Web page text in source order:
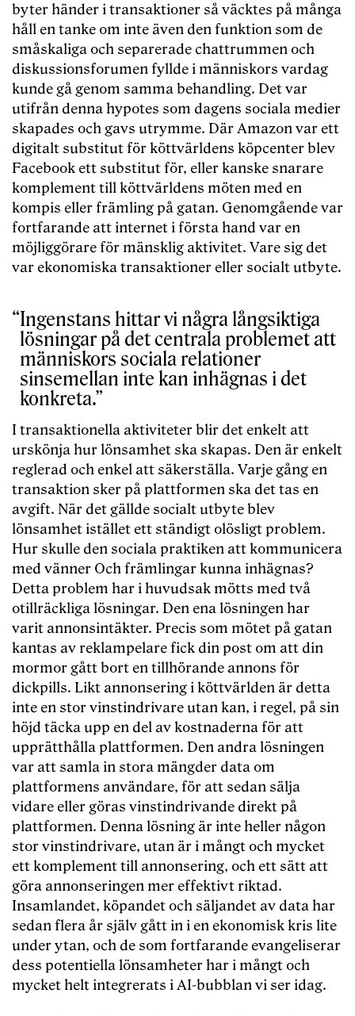
byter händer i transaktioner så väcktes på många
håll en tanke om inte även den funktion som de
småskaliga och separerade chattrummen och
diskussionsforumen fyllde i människors vardag
kunde gå genom samma behandling. Det var
utifrån denna hypotes som dagens sociala medier
skapades och gavs utrymme. Där Amazon var ett
digitalt substitut för köttvärldens köpcenter blev
Facebook ett substitut för, eller kanske snarare
komplement till köttvärldens möten med en
kompis eller främling på gatan. Genomgående var
fortfarande att internet i första hand var en
möjliggörare för mänsklig aktivitet. Vare sig det
var ekonomiska transaktioner eller socialt utbyte.
Ingenstans hittar vi några långsiktiga
lösningar på det centrala problemet att
människors sociala relationer
sinsemellan inte kan inhägnas i det
konkreta.
I transaktionella aktiviteter blir det enkelt att
urskönja hur lönsamhet ska skapas. Den är enkelt
reglerad och enkel att säkerställa. Varje gång en
transaktion sker på plattformen ska det tas en
avgift. När det gällde socialt utbyte blev
lönsamhet istället ett ständigt olösligt problem.
Hur skulle den sociala praktiken att kommunicera
med vänner Och främlingar kunna inhägnas?
Detta problem har i huvudsak mötts med två
otillräckliga lösningar. Den ena lösningen har
varit annonsintäkter. Precis som mötet på gatan
kantas av reklampelare fick din post om att din
mormor gått bort en tillhörande annons för
dickpills. Likt annonsering i köttvärlden är detta
inte en stor vinstindrivare utan kan, i regel, på sin
höjd täcka upp en del av kostnaderna för att
upprätthålla plattformen. Den andra lösningen
var att samla in stora mängder data om
plattformens användare, för att sedan sälja
vidare eller göras vinstindrivande direkt på
plattformen. Denna lösning är inte heller någon
stor vinstindrivare, utan är i mångt och mycket
ett komplement till annonsering, och ett sätt att
göra annonseringen mer effektivt riktad.
Insamlandet, köpandet och säljandet av data har
sedan flera år själv gått in i en ekonomisk kris lite
under ytan, och de som fortfarande evangeliserar
dess potentiella lönsamheter har i mångt och
mycket helt integrerats i AI-bubblan vi ser idag.